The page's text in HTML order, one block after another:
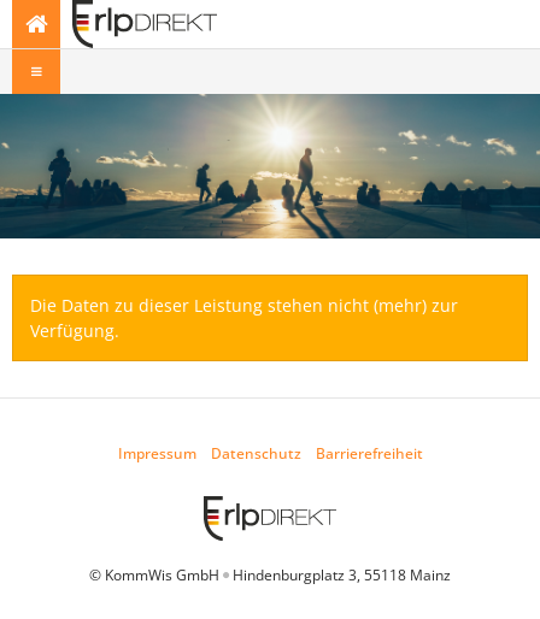
Die Daten zu dieser Leistung stehen nicht (mehr) zur
Verfügung.
© KommWis GmbH Hindenburgplatz 3, 55118 Mainz
Impressum Datenschutz Barrierefreiheit